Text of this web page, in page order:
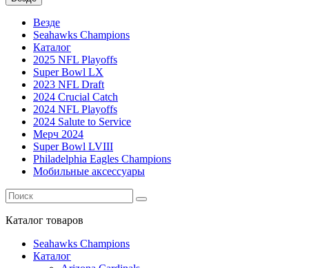
Везде
Seahawks Champions
Каталог
2025 NFL Playoffs
Super Bowl LX
2023 NFL Draft
2024 Crucial Catch
2024 NFL Playoffs
2024 Salute to Service
Мерч 2024
Super Bowl LVIII
Philadelphia Eagles Champions
Мобильные аксессуары
Каталог товаров
Seahawks Champions
Каталог